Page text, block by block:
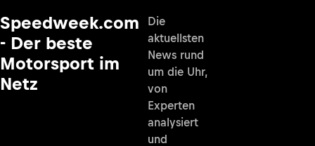
Speedweek.com
- Der beste
Motorsport im
Netz
Die
aktuellsten
News rund
um die Uhr,
von
Experten
analysiert
und